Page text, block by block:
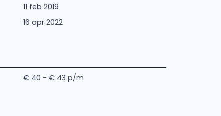
11 feb 2019
16 apr 2022
€ 40 - € 43 p/m